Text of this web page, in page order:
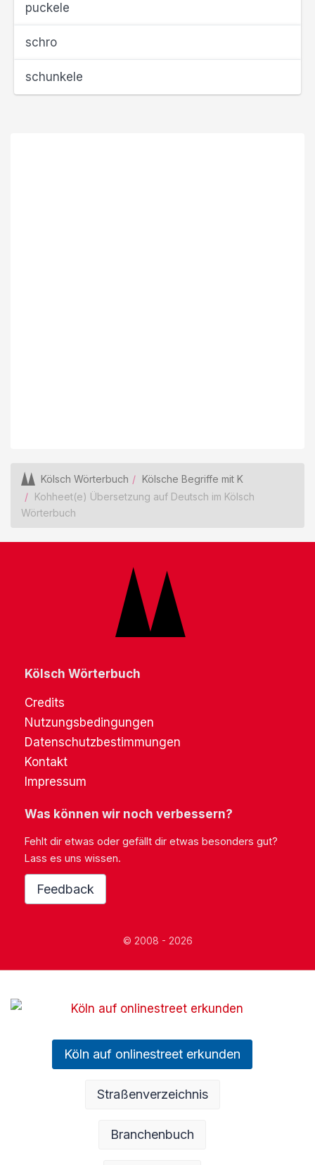
puckele
schro
schunkele
Kölsch Wörterbuch
Kölsche Begriffe mit K
Kohheet(e) Übersetzung auf Deutsch im Kölsch
Wörterbuch
Kölsch Wörterbuch
Credits
Nutzungsbedingungen
Datenschutzbestimmungen
Kontakt
Impressum
Was können wir noch verbessern?
Fehlt dir etwas oder gefällt dir etwas besonders gut?
Lass es uns wissen.
Feedback
© 2008 - 2026
Köln auf onlinestreet erkunden
Straßenverzeichnis
Branchenbuch